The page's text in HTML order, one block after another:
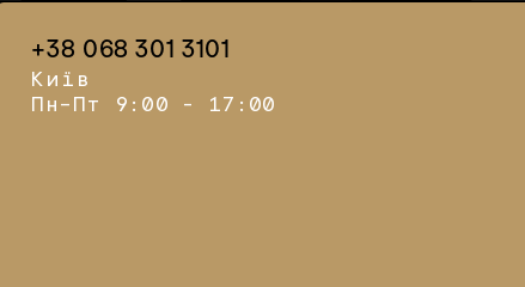
+38 068 301 3101
Київ
Пн–Пт 9:00 - 17:00